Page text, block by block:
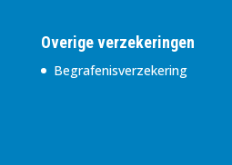
Overige verzekeringen
Begrafenisverzekering